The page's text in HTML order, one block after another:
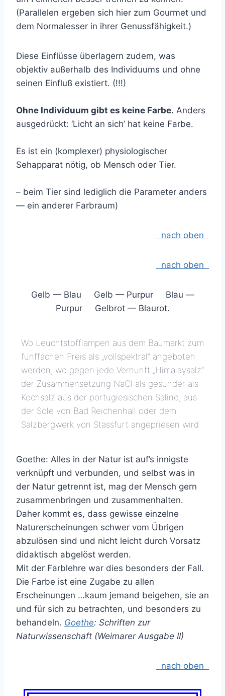
(Parallelen ergeben sich hier zum Gourmet und
dem Normalesser in ihrer Genussfähigkeit.)
Diese Einflüsse überlagern zudem, was
objektiv außerhalb des Individuums und ohne
seinen Einfluß existiert. (!!!)
Ohne Individuum gibt es keine Farbe. Anders
ausgedrückt: ‘Licht an sich’ hat keine Farbe.
Es ist ein (komplexer) physiologischer
Sehapparat nötig, ob Mensch oder Tier.
– beim Tier sind lediglich die Parameter anders
— ein anderer Farbraum)
nach oben
nach oben
Gelb — Blau Gelb — Purpur Blau —
Purpur Gelbrot — Blaurot.
Wo Leuchtstofflampen aus dem Baumarkt zum
fünffachen Preis als „vollspektral“ angeboten
werden, wo gegen jede Vernunft „Himalaysalz“
der Zusammensetzung NaCl als gesünder als
Kochsalz aus der portugiesischen Saline, aus
der Sole von Bad Reichenhall oder dem
Salzbergwerk von Stassfurt angepriesen wird.
Goethe: Alles in der Natur ist auf’s innigste
verknüpft und verbunden, und selbst was in
der Natur getrennt ist, mag der Mensch gern
zusammenbringen und zusammenhalten.
Daher kommt es, dass gewisse einzelne
Naturerscheinungen schwer vom Übrigen
abzulösen sind und nicht leicht durch Vorsatz
didaktisch abgelöst werden.
Mit der Farblehre war dies besonders der Fall.
Die Farbe ist eine Zugabe zu allen
Erscheinungen …kaum jemand beigehen, sie an
und für sich zu betrachten, und besonders zu
behandeln. Goethe: Schriften zur
Naturwissenschaft (Weimarer Ausgabe II)
nach oben